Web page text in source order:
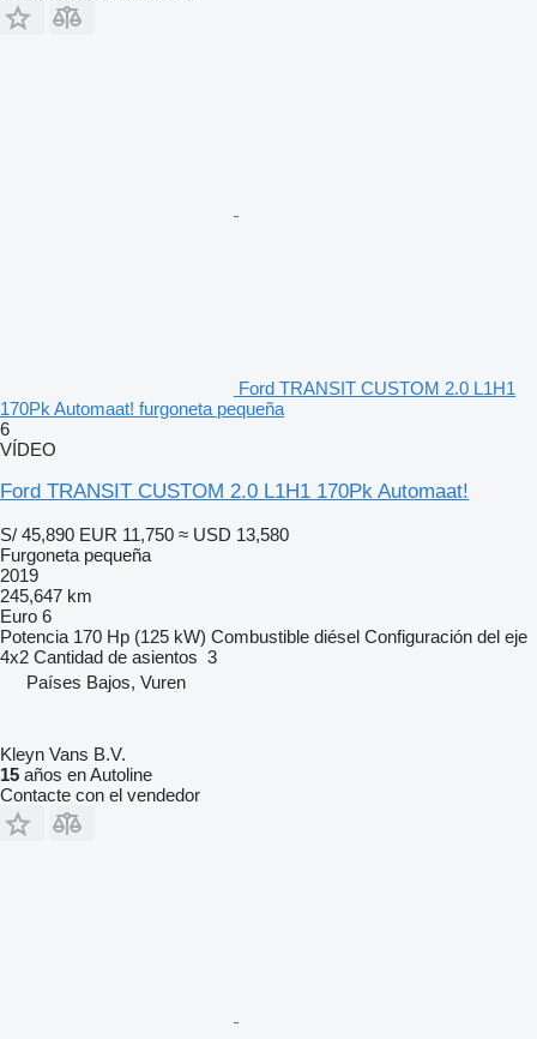
Ford TRANSIT CUSTOM 2.0 L1H1
170Pk Automaat! furgoneta pequeña
6
VÍDEO
Ford TRANSIT CUSTOM 2.0 L1H1 170Pk Automaat!
S/ 45,890 EUR 11,750 ≈ USD 13,580
Furgoneta pequeña
2019
245,647 km
Euro 6
Potencia 170 Hp (125 kW) Combustible diésel Configuración del eje
4x2 Cantidad de asientos 3
Países Bajos, Vuren
Kleyn Vans B.V.
15 años en Autoline
Contacte con el vendedor